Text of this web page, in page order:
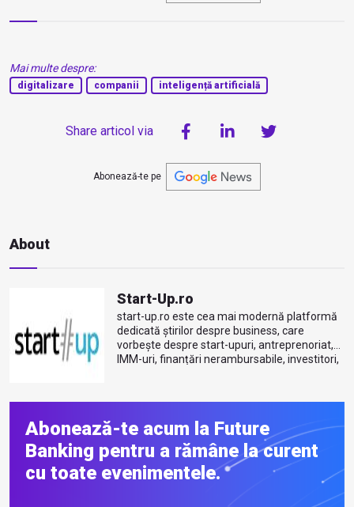
Mai multe despre:
digitalizare companii inteligență artificială
Share articol via
Abonează-te pe
About
Start-Up.ro
start-up.ro este cea mai modernă platformă
dedicată știrilor despre business, care
vorbește despre start-upuri, antreprenoriat,
IMM-uri, finanțări nerambursabile, investitori,
Abonează-te acum la Future
Banking pentru a rămâne la curent
cu toate evenimentele.